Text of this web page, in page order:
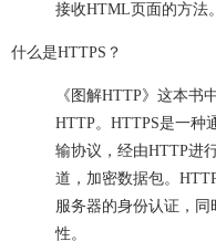
接收HTML页面的方法。
什么是HTTPS？
《图解HTTP》这本书
HTTP。HTTPS是一种
输协议，经由HTTP进
道，加密数据包。
服务器的身份认证，
性。